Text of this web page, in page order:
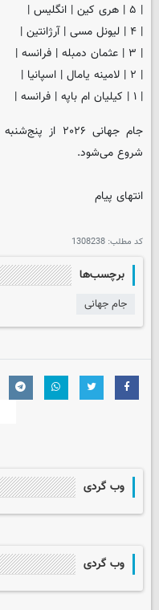
| ۵ | هری کین | انگلیس |
| ۴ | لیونل مسی | آرژانتین |
| ۳ | عثمان دمبله | فرانسه |
| ۲ | لامینه یامال | اسپانیا |
| ۱ | کیلیان ام باپه | فرانسه |
جام جهانی
شروع می‌شود.
انتهای پیام
کد مطلب: 1308238
برچسب‌ها
جام جهانی
وب گردی
وب گردی